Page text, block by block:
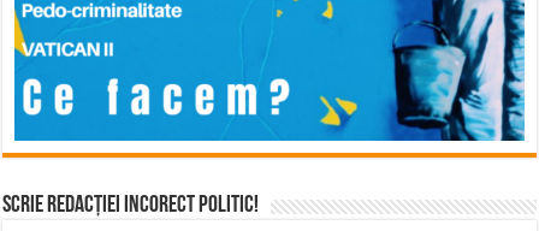
Scrie Redacției Incorect Politic!